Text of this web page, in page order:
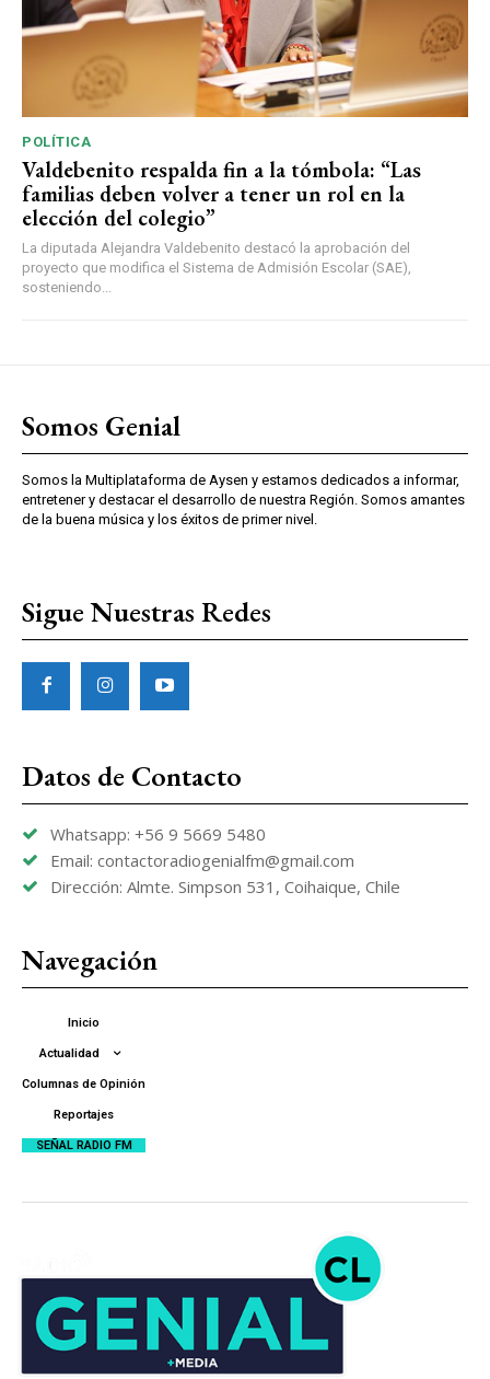
POLÍTICA
Valdebenito respalda fin a la tómbola: “Las
familias deben volver a tener un rol en la
elección del colegio”
La diputada Alejandra Valdebenito destacó la aprobación del
proyecto que modifica el Sistema de Admisión Escolar (SAE),
sosteniendo...
Somos Genial
Somos la Multiplataforma de Aysen y estamos dedicados a informar,
entretener y destacar el desarrollo de nuestra Región. Somos amantes
de la buena música y los éxitos de primer nivel.
Sigue Nuestras Redes
Datos de Contacto
Whatsapp: +56 9 5669 5480
Email: contactoradiogenialfm@gmail.com
Dirección: Almte. Simpson 531, Coihaique, Chile
Navegación
Inicio
Actualidad
Columnas de Opinión
Reportajes
SEÑAL RADIO FM